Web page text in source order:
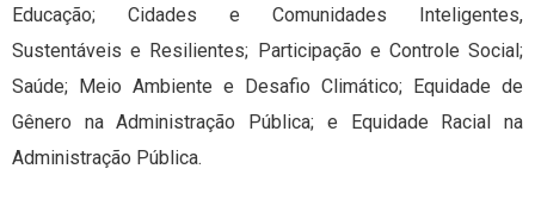
Educação; Cidades e Comunidades Inteligentes,
Sustentáveis e Resilientes; Participação e Controle Social;
Saúde; Meio Ambiente e Desafio Climático; Equidade de
Gênero na Administração Pública; e Equidade Racial na
Administração Pública.